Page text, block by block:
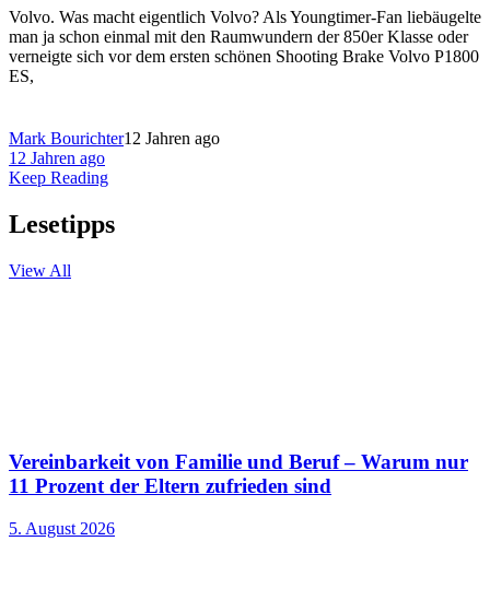
Volvo. Was macht eigentlich Volvo? Als Youngtimer-Fan liebäugelte
man ja schon einmal mit den Raumwundern der 850er Klasse oder
verneigte sich vor dem ersten schönen Shooting Brake Volvo P1800
ES,
Mark Bourichter12 Jahren ago
12 Jahren ago
Keep Reading
Lesetipps
View All
Vereinbarkeit von Familie und Beruf – Warum nur
11 Prozent der Eltern zufrieden sind
5. August 2026